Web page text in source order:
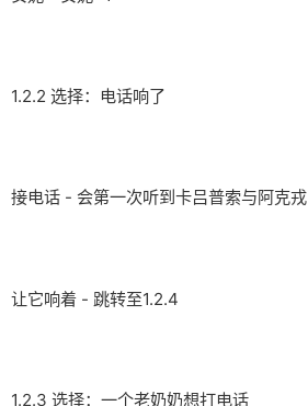
1.2.2 选择：电话响了
接电话 - 会第一次听到卡吕普索与阿克戎
让它响着 - 跳转至1.2.4
1.2.3 选择：一个老奶奶想打电话